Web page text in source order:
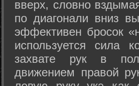
вверх, словно
по диагонали вниз
эффективен бросок
используется сила
захвате рук в
движением правой